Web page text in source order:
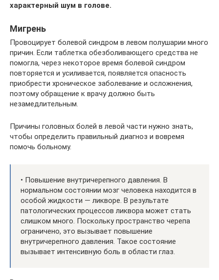
характерный шум в голове.
Мигрень
Провоцирует болевой синдром в левом полушарии много
причин. Если таблетка обезболивающего средства не
помогла, через некоторое время болевой синдром
повторяется и усиливается, появляется опасность
приобрести хроническое заболевание и осложнения,
поэтому обращение к врачу должно быть
незамедлительным.
Причины головных болей в левой части нужно знать,
чтобы определить правильный диагноз и вовремя
помочь больному.
• Повышение внутричерепного давления. В
нормальном состоянии мозг человека находится в
особой жидкости — ликворе. В результате
патологических процессов ликвора может стать
слишком много. Поскольку пространство черепа
ограничено, это вызывает повышение
внутричерепного давления. Такое состояние
вызывает интенсивную боль в области глаз.